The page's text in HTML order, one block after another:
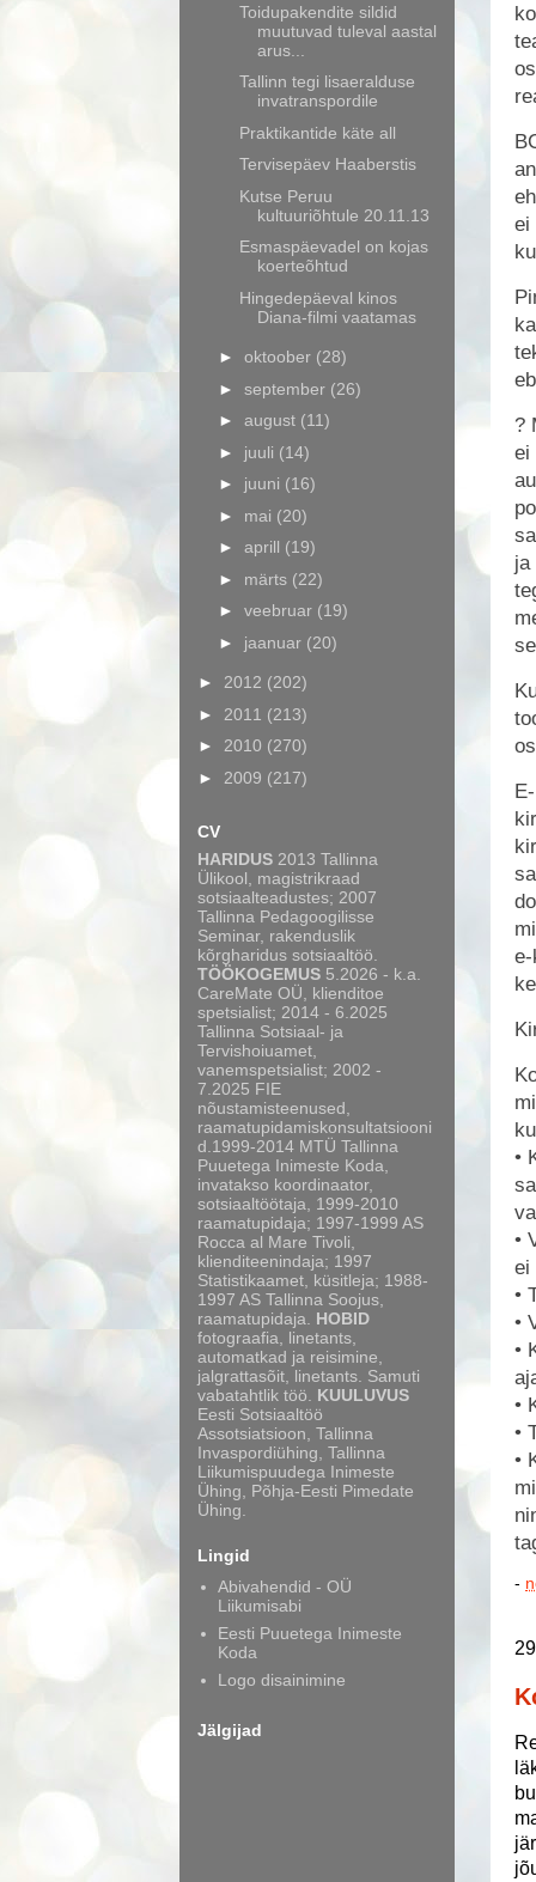
ei
?
ei
ja
•
•
ei
•
•
•
•
•
•
-
Toidupakendite sildid
muutuvad tuleval aastal
arus...
Tallinn tegi lisaeralduse
invatranspordile
Praktikantide käte all
Tervisepäev Haaberstis
Kutse Peruu
kultuuriõhtule 20.11.13
Esmaspäevadel on kojas
koerteõhtud
Hingedepäeval kinos
Diana-filmi vaatamas
► oktoober (28)
► september (26)
► august (11)
► juuli (14)
► juuni (16)
► mai (20)
► aprill (19)
► märts (22)
► veebruar (19)
► jaanuar (20)
► 2012 (202)
► 2011 (213)
► 2010 (270)
► 2009 (217)
CV
HARIDUS 2013 Tallinna
Ülikool, magistrikraad
sotsiaalteadustes; 2007
Tallinna Pedagoogilisse
Seminar, rakenduslik
kõrgharidus sotsiaaltöö.
TÖÖKOGEMUS 5.2026 - k.a.
CareMate OÜ, klienditoe
spetsialist; 2014 - 6.2025
Tallinna Sotsiaal- ja
Tervishoiuamet,
vanemspetsialist; 2002 -
7.2025 FIE
nõustamisteenused,
raamatupidamiskonsultatsiooni
d.1999-2014 MTÜ Tallinna
Puuetega Inimeste Koda,
invatakso koordinaator,
sotsiaaltöötaja, 1999-2010
raamatupidaja; 1997-1999 AS
Rocca al Mare Tivoli,
klienditeenindaja; 1997
Statistikaamet, küsitleja; 1988-
1997 AS Tallinna Soojus,
raamatupidaja. HOBID
fotograafia, linetants,
automatkad ja reisimine,
jalgrattasõit, linetants. Samuti
vabatahtlik töö. KUULUVUS
Eesti Sotsiaaltöö
Assotsiatsioon, Tallinna
Invaspordiühing, Tallinna
Liikumispuudega Inimeste
Ühing, Põhja-Eesti Pimedate
Ühing.
Lingid
Abivahendid - OÜ
Liikumisabi
Eesti Puuetega Inimeste
Koda
Logo disainimine
Jälgijad